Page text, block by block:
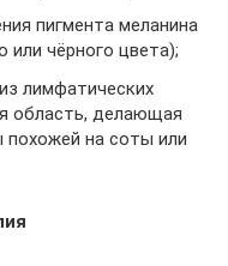
пигмента меланина
или чёрного цвета);
лимфатических
область, делающая
похожей на соты или